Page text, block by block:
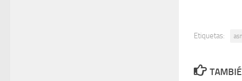
Etiquetas: